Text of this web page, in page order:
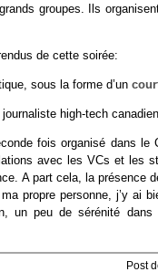
groupes. Ils
de cette soirée:
sous la forme d’un
, journaliste high-tech
fois organisé dans
avec les VCs et les
A part cela, la
propre personne, j’y ai
un peu de sérénité
Post